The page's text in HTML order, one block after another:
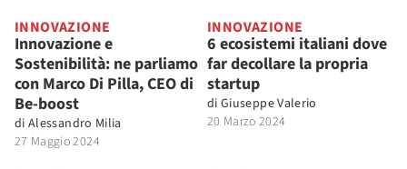
INNOVAZIONE
Innovazione e
Sostenibilità: ne parliamo
con Marco Di Pilla, CEO di
Be-boost
di Alessandro Milia
27 Maggio 2024
INNOVAZIONE
6 ecosistemi italiani dove
far decollare la propria
startup
di Giuseppe Valerio
20 Marzo 2024